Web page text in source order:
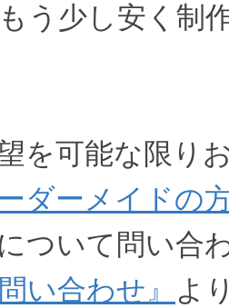
う少し安く制
を可能な限り
ーダーメイドの
ついて問い合
い合わせ』
よ